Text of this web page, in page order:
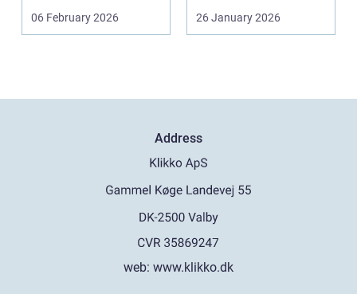
planlægnin...
06 February 2026 26 January 2026
Address
web: www.klikko.dk